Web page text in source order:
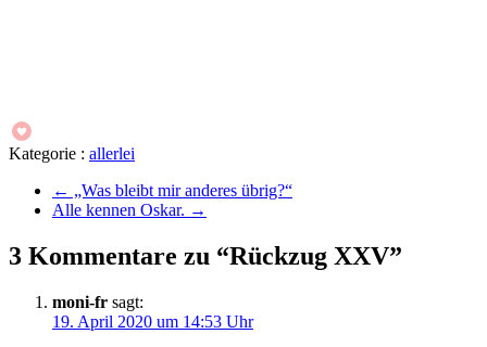
Kategorie : allerlei
← „Was bleibt mir anderes übrig?“
Alle kennen Oskar. →
3 Kommentare zu “Rückzug XXV”
moni-fr sagt:
19. April 2020 um 14:53 Uhr